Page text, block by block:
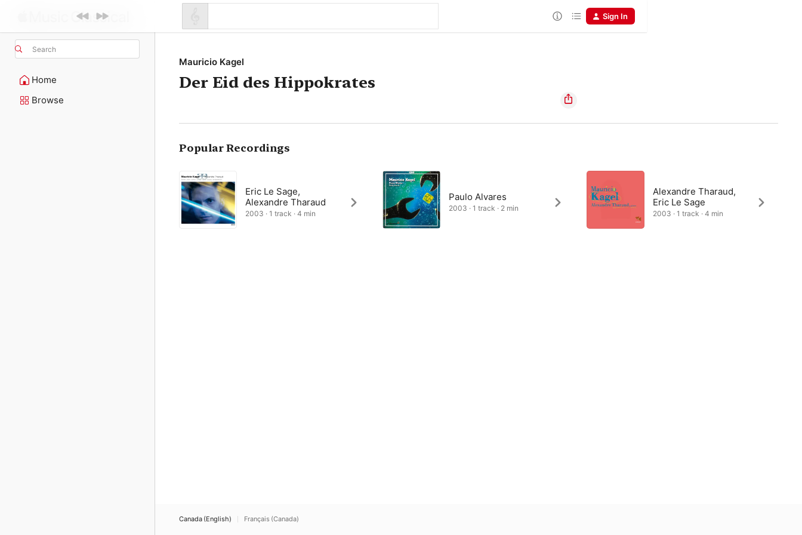
Search
Home
Browse
Sign In
Mauricio Kagel
Der Eid des Hippokrates
Popular Recordings
Eric Le Sage,
Alexandre Tharaud
2003 · 1 track · 4 min
Paulo Alvares
2003 · 1 track · 2 min
Alexandre Tharaud,
Eric Le Sage
2003 · 1 track · 4 min
Canada (English) Français (Canada)